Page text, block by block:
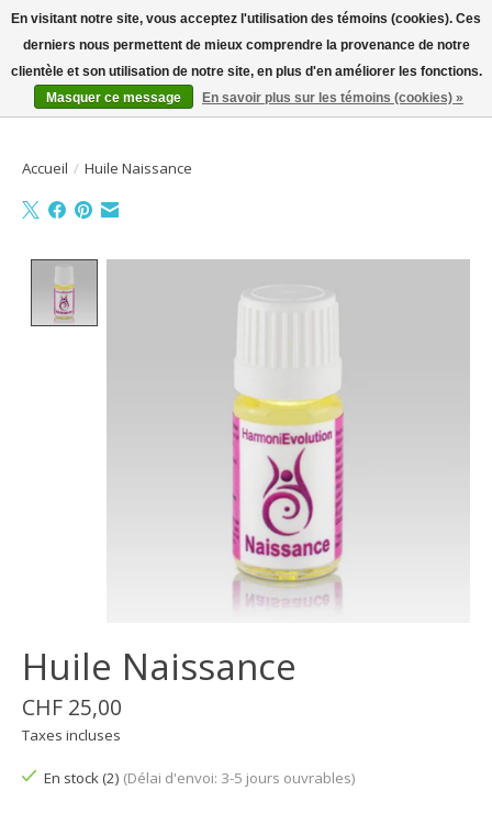
Bienvenue sur la boutique en ligne
Liste dePanier
Accueil / Huile Naissance
Huile Naissance
CHF 25,00
Taxes incluses
En stock (2) (Délai d'envoi: 3-5 jours ouvrables)
En visitant notre site, vous acceptez l'utilisation des témoins (cookies). Ces
derniers nous permettent de mieux comprendre la provenance de notre
clientèle et son utilisation de notre site, en plus d'en améliorer les fonctions.
Masquer ce message
En savoir plus sur les témoins (cookies) »